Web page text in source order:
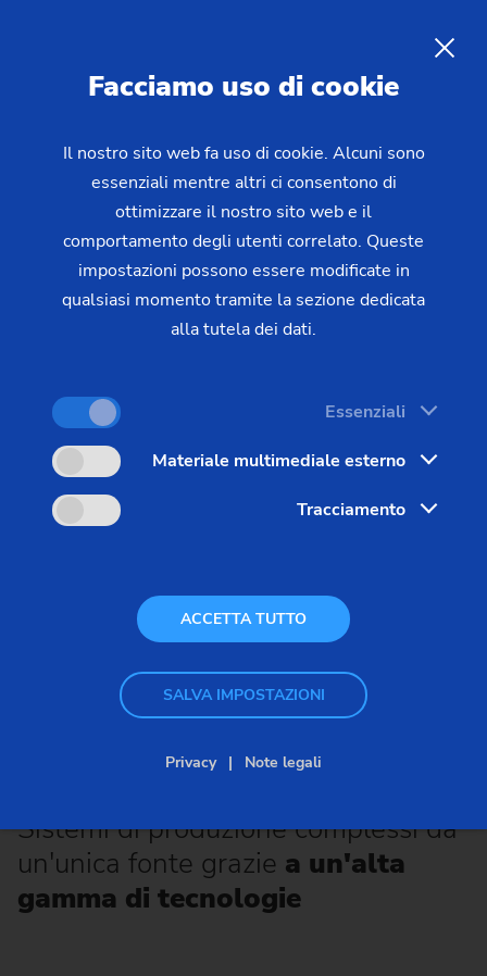
Settori e soluzioni
Pezzi
Brakes, Clutch & Chassis
Giunto a tre bracci
Giunto a tre bracci
Giunto a tre bracci
Sistemi di produzione complessi da
un'unica fonte grazie a un'alta
gamma di tecnologie
Facciamo uso di cookie
Il nostro sito web fa uso di cookie. Alcuni sono
essenziali mentre altri ci consentono di
ottimizzare il nostro sito web e il
comportamento degli utenti correlato. Queste
impostazioni possono essere modificate in
qualsiasi momento tramite la sezione dedicata
alla tutela dei dati.
Essenziali
Materiale multimediale esterno
Tracciamento
ACCETTA TUTTO
SALVA IMPOSTAZIONI
Privacy Note legali